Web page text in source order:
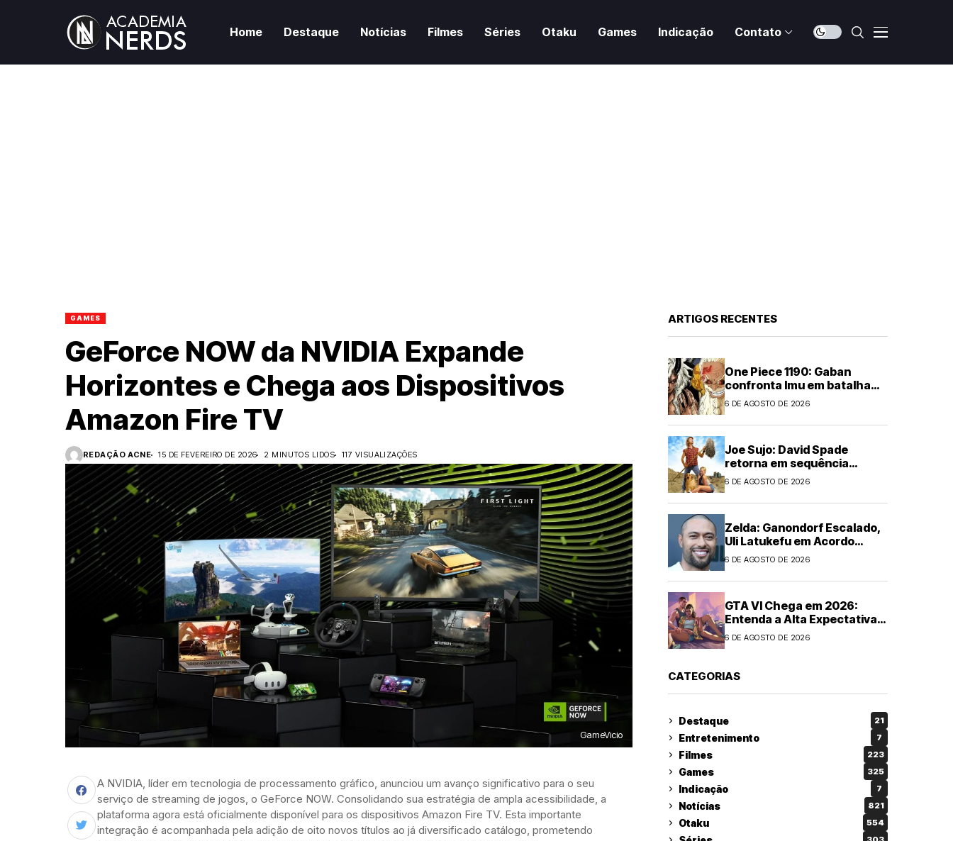
Home Destaque Notícias Filmes Séries Otaku Games Indicação Contato
GAMES
GeForce NOW da NVIDIA Expande
Horizontes e Chega aos Dispositivos
Amazon Fire TV
REDAÇÃO ACNE 15 DE FEVEREIRO DE 2026 2 MINUTOS LIDOS 117 VISUALIZAÇÕES
GameVicio
A NVIDIA, líder em tecnologia de processamento gráfico, anunciou um avanço significativo para o seu
serviço de streaming de jogos, o GeForce NOW. Consolidando sua estratégia de ampla acessibilidade, a
plataforma agora está oficialmente disponível para os dispositivos Amazon Fire TV. Esta importante
integração é acompanhada pela adição de oito novos títulos ao já diversificado catálogo, prometendo
ARTIGOS RECENTES
One Piece 1190: Gaban
confronta Imu em batalha
épica
6 DE AGOSTO DE 2026
Joe Sujo: David Spade
retorna em sequência
animada
6 DE AGOSTO DE 2026
Zelda: Ganondorf Escalado,
Uli Latukefu em Acordo
Multi-filmes
6 DE AGOSTO DE 2026
GTA VI Chega em 2026:
Entenda a Alta Expectativa
Global
6 DE AGOSTO DE 2026
CATEGORIAS
Destaque 21
Entretenimento 7
Filmes 223
Games 325
Indicação 7
Notícias 821
Otaku 554